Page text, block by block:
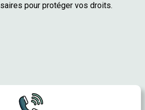
pour protéger vos droits.